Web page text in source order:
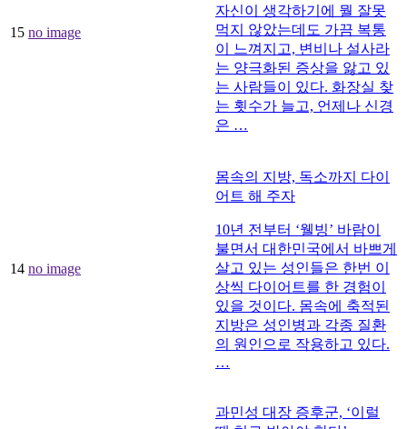
15 no image
자신이 생각하기에 뭘 잘못
먹지 않았는데도 가끔 복통
이 느껴지고, 변비나 설사라
는 양극화된 증상을 앓고 있
는 사람들이 있다. 화장실 찾
는 횟수가 늘고, 언제나 신경
은 …
14 no image
몸속의 지방, 독소까지 다이
어트 해 주자
10년 전부터 ‘웰빙’ 바람이
불면서 대한민국에서 바쁘게
살고 있는 성인들은 한번 이
상씩 다이어트를 한 경험이
있을 것이다. 몸속에 축적된
지방은 성인병과 각종 질환
의 원인으로 작용하고 있다.
…
과민성 대장 증후군, ‘이럴